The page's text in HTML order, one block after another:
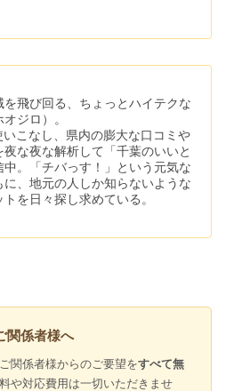
を飛び回る、ちょっとハイテクな
ジロ）。
いこなし、県内の膨大な口コミや
夜な夜な解析して「千葉のいいと
中。「チバっす！」という元気な
に、地元の人しか知らないような
を日々探し求めている。
関係者様へ
関係者様からのご要望をすべて無
や対応費用は一切いただきませ